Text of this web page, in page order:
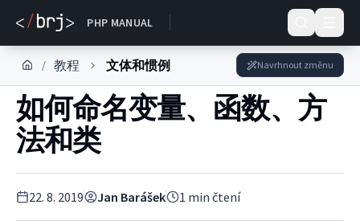
PHP MANUAL
DOKUMENTACE
/ 教程 文体和惯例 Navrhnout změnu
如何命名变量、函数、方
法和类
22. 8. 2019 Jan Barášek 1 min čtení